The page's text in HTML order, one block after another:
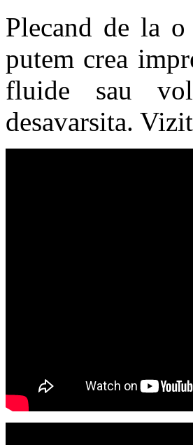
Plecand de la
putem crea
fluide sau
desavarsita.